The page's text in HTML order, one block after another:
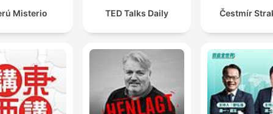
Misterio TED Talks Daily Čestmír